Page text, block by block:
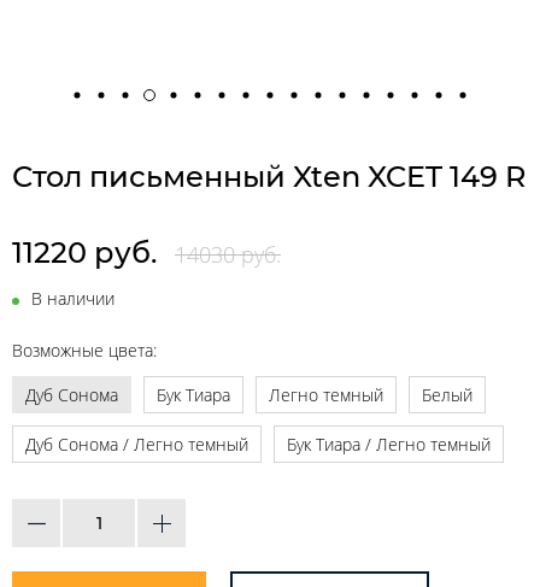
Стол письменный Xten XCET 149 R
11220 руб. 14030 руб.
В наличии
Возможные цвета:
Дуб Сонома
Бук Тиара Легно темный Белый
Дуб Сонома / Легно темный Бук Тиара / Легно темный